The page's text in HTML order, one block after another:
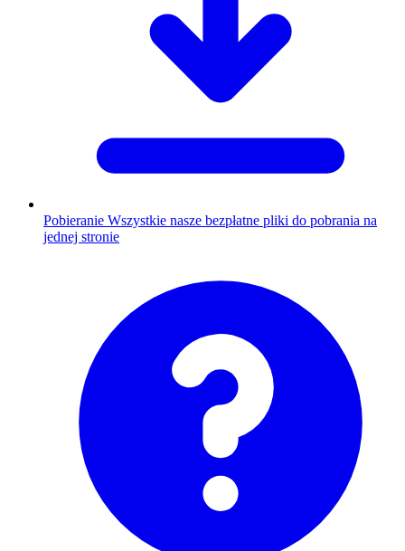
Pobieranie Wszystkie nasze bezpłatne pliki do pobrania na
jednej stronie